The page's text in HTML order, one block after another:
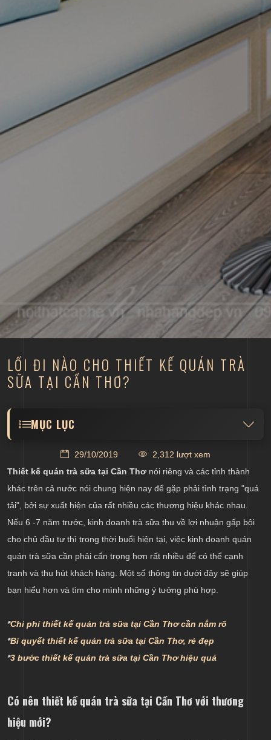
LỐI ĐI NÀO CHO THIẾT KẾ QUÁN TRÀ
SỮA TẠI CẦN THƠ?
MỤC LỤC
thương hiệu mới?
Giải pháp thiết kế quán trà sữa cho chủ đầu tư
29/10/2019
2,312 lượt xem
Thiết kế quán trà sữa tại Cần Thơ nói riêng và các tỉnh thành
khác trên cả nước nói chung hiện nay để gặp phải tình trạng "quá
tải", bởi sự xuất hiện của rất nhiều các thương hiệu khác nhau.
Nếu 6 -7 năm trước, kinh doanh trà sữa thu về lợi nhuận gấp bội
cho chủ đầu tư thì trong thời buổi hiện tại, việc kinh doanh quán
quán trà sữa cần phải cẩn trọng hơn rất nhiều để có thể cạnh
tranh và thu hút khách hàng. Một số thông tin dưới đây sẽ giúp
bạn hiểu hơn và tìm cho mình những ý tưởng phù hợp.
*Chi phí thiết kế quán trà sữa tại Cần Thơ cần nắm rõ
*Bí quyết thiết kế quán trà sữa tại Cần Thơ, rẻ đẹp
*3 bước thiết kế quán trà sữa tại Cần Thơ hiệu quả
Có nên thiết kế quán trà sữa tại Cần Thơ với thương
hiệu mới?